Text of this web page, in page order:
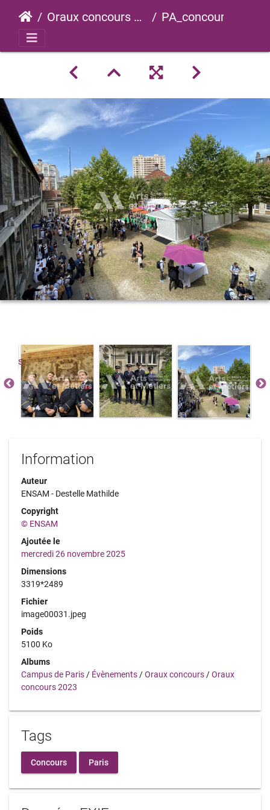
Oraux concours 2023 PA_concours_2023_0077
Information
Auteur
ENSAM - Destelle Mathilde
Copyright
© ENSAM
Ajoutée le
mercredi 26 novembre 2025
Dimensions
3319*2489
Fichier
image00031.jpeg
Poids
5100 Ko
Albums
Campus de Paris/ Évènements/Oraux concours/Oraux
concours 2023
Tags
Concours Paris